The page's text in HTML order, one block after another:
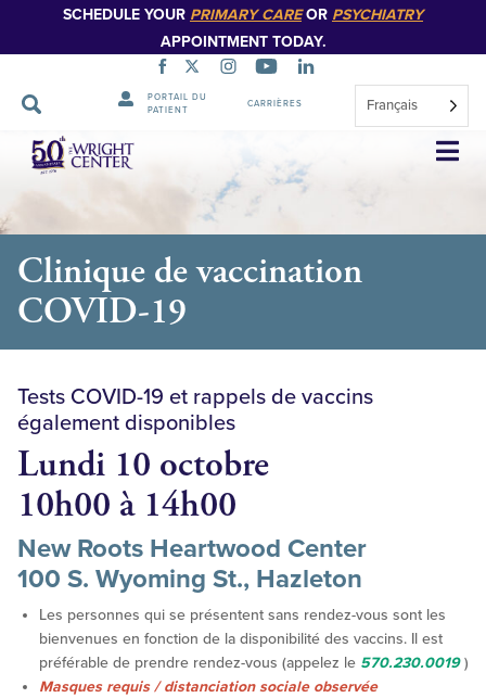
SCHEDULE YOUR PRIMARY CAREOR PSYCHIATRY
APPOINTMENT TODAY.
PORTAIL DU
PATIENT
CARRIÈRES Français
Sauter
la
Clinique de vaccination
COVID-19
Tests COVID-19 et rappels de vaccins
également disponibles
Lundi 10 octobre
10h00 à 14h00
New Roots Heartwood Center
100 S. Wyoming St., Hazleton
Les personnes qui se présentent sans rendez-vous sont les
bienvenues en fonction de la disponibilité des vaccins. Il est
préférable de prendre rendez-vous (appelez le 570.230.0019)
Masques requis / distanciation sociale observée